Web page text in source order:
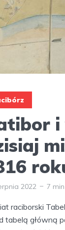
i
2022 7
raciborski
tabelą główną